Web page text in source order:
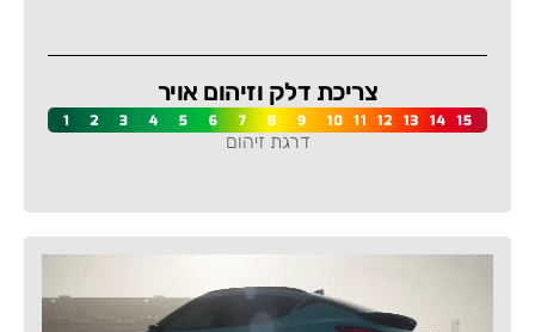
צריכת דלק וזיהום אויר
דרגת זיהום